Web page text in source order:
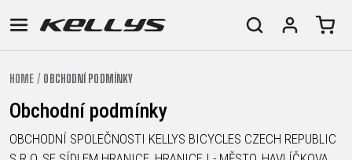
BIKE
HORSKÁ
KOLA
DOWNHILL
RACING
CROSS
DÁMSKÁ
FITNESS
26"
HOME OBCHODNÍ PODMÍNKY
Obchodní podmínky
OBCHODNÍ SPOLEČNOSTI KELLYS BICYCLES CZECH REPUBLIC